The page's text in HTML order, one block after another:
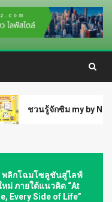
เน็ตเร็ว แรง คุ้มค่าทั่วไทย
เครือข่ายจับมือภาครัฐ
ลื่อนอุตสาหกรรมไทย หนุน
วกระโดด โตไปด้วยกัน สู่
เข้าถึงแหล่งทุน
มสร้างโอกาสทางการ
ะกอบการ SME
พลิกโฉมโซลูชันสู่ไลฟ์
ม่ ภายใต้แนวคิด “At
Every Side of Life”